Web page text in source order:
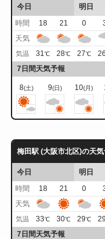
今日
明日
時間
18 21 0
天気
気温 31℃ 28℃ 27℃
7日間天気予報
8(土) 9(日) 10(月)
梅田駅 (大阪市北区)の天気
今日
明日
時間
18 21 0
天気
気温 33℃ 30℃ 29℃
7日間天気予報